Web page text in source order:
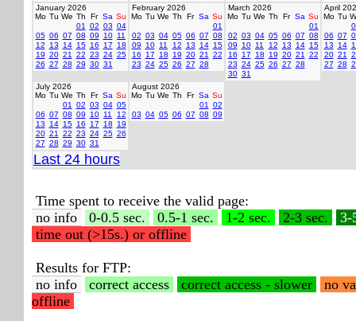
January 2026
Mo Tu We Th Fr Sa Su
01
02 03 04
05 06 07 08 09 10 11
12
13 14 15 16 17
18
19 20 21 22 23 24 25
26 27 28 29 30 31
February 2026
Mo Tu We Th Fr Sa Su
01
02 03 04 05 06 07 08
09
10 11 12 13 14 15
16
17 18 19 20 21
22
23 24 25 26 27 28
March 2026
Mo Tu We Th Fr Sa Su
01
02 03 04 05 06 07 08
09
10 11 12 13 14 15
16
17 18 19 20 21
22
23 24 25 26 27 28
30 31
April
Mo Tu
06 07
13
14
20 21
27 28
July 2026
Mo Tu We Th Fr Sa Su
01
02 03 04 05
06 07 08 09 10 11
12
13
14 15 16 17 18
19
20 21 22 23 24 25 26
27 28 29 30 31
August 2026
Mo Tu We Th Fr Sa Su
01
02
03 04 05 06 07 08 09
Last 24 hours
Time spent to receive the valid page:
no info
0-0.5 sec. 0.5-1 sec. 1-2 sec. 2-3 sec.
3-
time out (>15s.) or offline
Results for FTP:
no info
correct access correct access - slower
no
offline